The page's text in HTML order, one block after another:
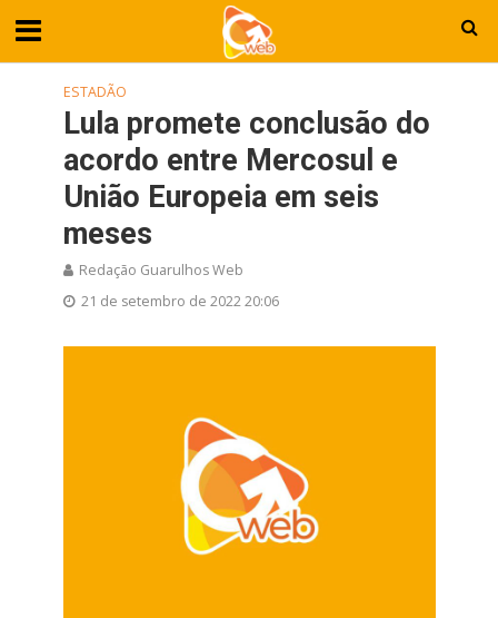
ESTADÃO
Lula promete conclusão do
acordo entre Mercosul e
União Europeia em seis
meses
Redação Guarulhos Web
21 de setembro de 2022 20:06